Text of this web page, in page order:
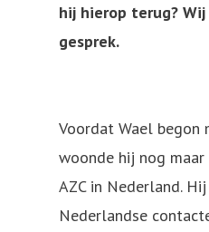
hij hierop terug?
gesprek.
Voordat Wael begon
woonde hij nog maar
AZC in Nederland.
Nederlandse